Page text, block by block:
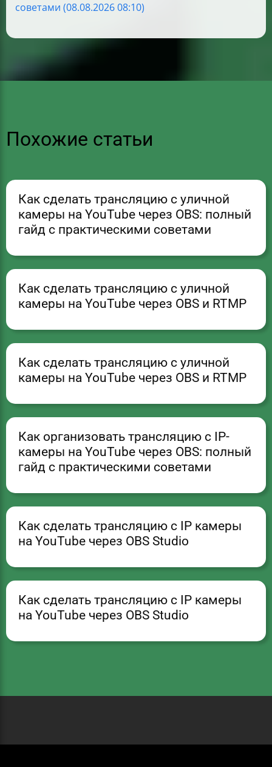
советами (08.08.2026 08:10)
Похожие статьи
Как сделать трансляцию с уличной
камеры на YouTube через OBS: полный
гайд с практическими советами
Как сделать трансляцию с уличной
камеры на YouTube через OBS и RTMP
Как сделать трансляцию с уличной
камеры на YouTube через OBS и RTMP
Как организовать трансляцию с IP-
камеры на YouTube через OBS: полный
гайд с практическими советами
Как сделать трансляцию с IP камеры
на YouTube через OBS Studio
Как сделать трансляцию с IP камеры
на YouTube через OBS Studio